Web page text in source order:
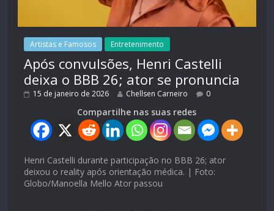
Artistas e Famosos Entretenimento
Após convulsões, Henri Castelli
deixa o BBB 26; ator se pronuncia
15 de janeiro de 2026 Chellsen Carneiro 0
Compartilhe nas suas redes
Henri Castelli durante participação no BBB 26; ator
deixou o reality após orientação médica. | Foto:
Globo/Manoella Mello Ator passou